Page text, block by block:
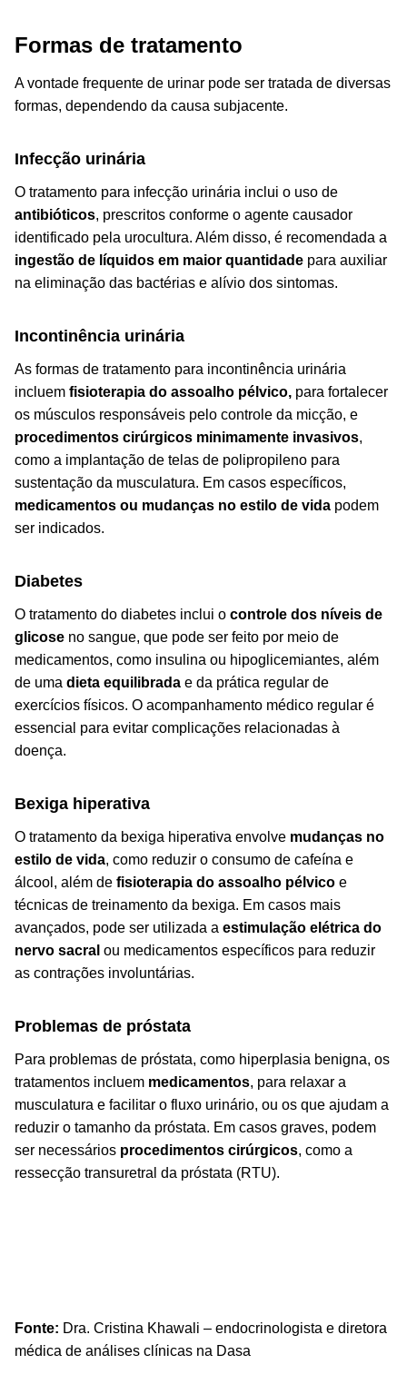
Formas de tratamento
A vontade frequente de urinar pode ser tratada de diversas
formas, dependendo da causa subjacente.
Infecção urinária
O tratamento para infecção urinária inclui o uso de
antibióticos, prescritos conforme o agente causador
identificado pela urocultura. Além disso, é recomendada a
ingestão de líquidos em maior quantidade para auxiliar
na eliminação das bactérias e alívio dos sintomas.
Incontinência urinária
As formas de tratamento para incontinência urinária
incluem fisioterapia do assoalho pélvico, para fortalecer
os músculos responsáveis pelo controle da micção, e
procedimentos cirúrgicos minimamente invasivos,
como a implantação de telas de polipropileno para
sustentação da musculatura. Em casos específicos,
medicamentos ou mudanças no estilo de vida podem
ser indicados.
Diabetes
O tratamento do diabetes inclui o controle dos níveis de
glicose no sangue, que pode ser feito por meio de
medicamentos, como insulina ou hipoglicemiantes, além
de uma dieta equilibrada e da prática regular de
exercícios físicos. O acompanhamento médico regular é
essencial para evitar complicações relacionadas à
doença.
Bexiga hiperativa
O tratamento da bexiga hiperativa envolve mudanças no
estilo de vida, como reduzir o consumo de cafeína e
álcool, além de fisioterapia do assoalho pélvico e
técnicas de treinamento da bexiga. Em casos mais
avançados, pode ser utilizada a estimulação elétrica do
nervo sacral ou medicamentos específicos para reduzir
as contrações involuntárias.
Problemas de próstata
Para problemas de próstata, como hiperplasia benigna, os
tratamentos incluem medicamentos, para relaxar a
musculatura e facilitar o fluxo urinário, ou os que ajudam a
reduzir o tamanho da próstata. Em casos graves, podem
ser necessários procedimentos cirúrgicos, como a
ressecção transuretral da próstata (RTU).
Fonte: Dra. Cristina Khawali – endocrinologista e diretora
médica de análises clínicas na Dasa